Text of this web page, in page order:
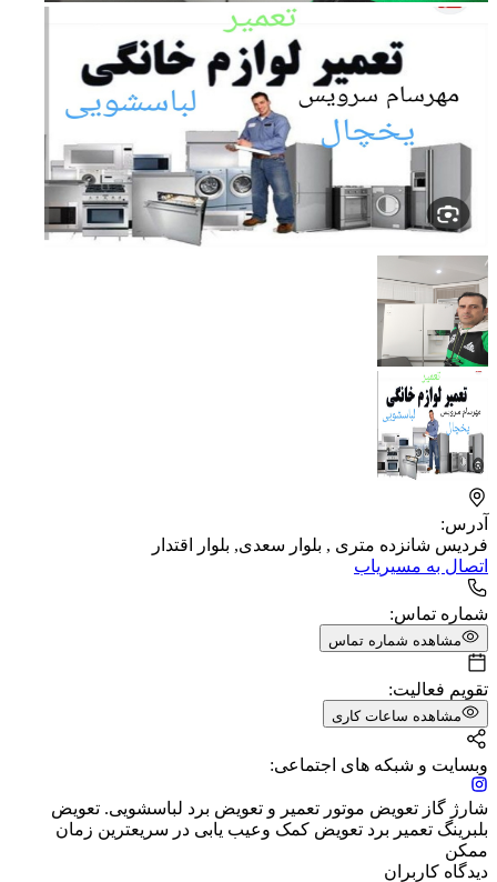
آدرس:
فردیس شانزده متری , بلوار سعدی, بلوار اقتدار
اتصال به مسیریاب
شماره تماس:
مشاهده شماره تماس
تقویم فعالیت:
مشاهده ساعات کاری
وبسایت و شبکه های اجتماعی:
شارژ گاز تعویض موتور تعمیر و تعویض برد لباسشویی. تعویض
بلبرینگ تعمیر برد تعویض کمک وعیب یابی در سریعترین زمان
ممکن
دیدگاه کاربران